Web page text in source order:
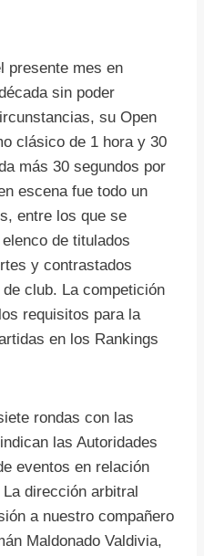
presente mes en
sin poder
su Open
clásico de 1 hora y 30
más 30 segundos por
escena fue todo un
entre los que se
de titulados
y contrastados
club. La competición
requisitos para la
en los Rankings
rondas con las
las Autoridades
eventos en relación
dirección arbitral
a nuestro compañero
Maldonado Valdivia,